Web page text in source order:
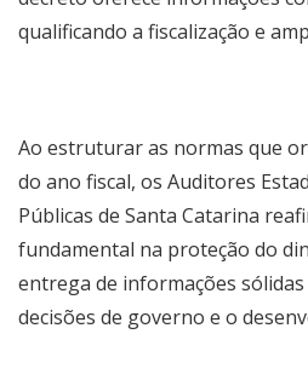
qualificando a fiscalização e
Ao estruturar as normas que
do ano fiscal, os Auditores
Públicas de Santa Catarina
fundamental na proteção do
entrega de informações
decisões de governo e o